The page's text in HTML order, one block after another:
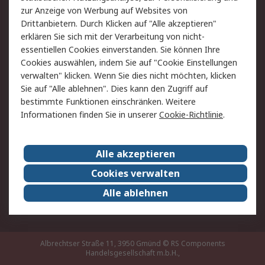
Hilfe
Rechtliches
RS Verkaufs- und
Lieferbedingungen
Datenschutz
Cookie-Richtlinie
Zahlungsbedingungen
Impressum
Webseite Konditionen
RS weltweit
Karriere bei RS
Nachhaltigkeit
Qualität/Zertifikate
Presse-Center
Event-Center
Albrechtser Straße 11, 3950 Gmünd © RS Components
Handelsgesellschaft m.b.H.,
zur Anzeige von Werbung auf Websites von
Drittanbietern. Durch Klicken auf "Alle akzeptieren"
erklären Sie sich mit der Verarbeitung von nicht-
essentiellen Cookies einverstanden. Sie können Ihre
Cookies auswählen, indem Sie auf "Cookie Einstellungen
verwalten" klicken. Wenn Sie dies nicht möchten, klicken
Sie auf "Alle ablehnen". Dies kann den Zugriff auf
bestimmte Funktionen einschränken. Weitere
Informationen finden Sie in unsererCookie-Richtlinie.
Alle akzeptieren
Cookies verwalten
Alle ablehnen